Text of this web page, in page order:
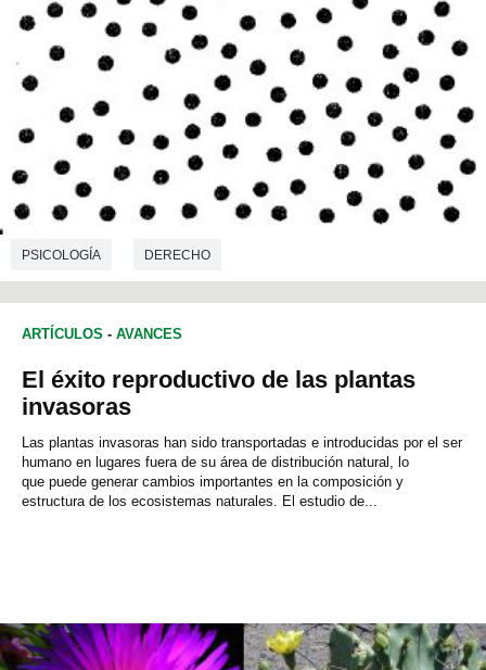
PSICOLOGÍA DERECHO
ARTÍCULOS - AVANCES
El éxito reproductivo de las plantas
invasoras
Las plantas invasoras han sido transportadas e introducidas por el ser
humano en lugares fuera de su área de distribución natural, lo
que puede generar cambios importantes en la composición y
estructura de los ecosistemas naturales. El estudio de...